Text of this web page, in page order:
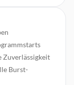
Zuverlässigkeit
Burst-